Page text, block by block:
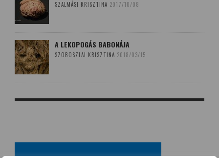
SZALMÁSI KRISZTINA 2017/10/08
A LEKOPOGÁS BABONÁJA
SZOBOSZLAI KRISZTINA 2018/03/15